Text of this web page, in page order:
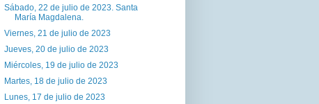
Sábado, 22 de julio de 2023. Santa
María Magdalena.
Viernes, 21 de julio de 2023
Jueves, 20 de julio de 2023
Miércoles, 19 de julio de 2023
Martes, 18 de julio de 2023
Lunes, 17 de julio de 2023